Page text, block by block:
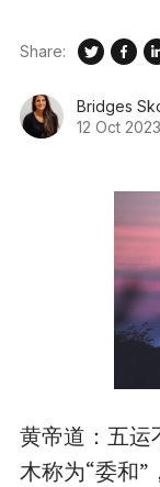
Bridges
12 Oct 2023
Share:
黄帝道：五运
木称为“委和”